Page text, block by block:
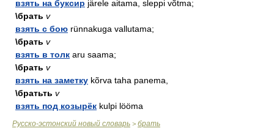
взять на буксир järele aitama, sleppi võtma;
\брать v
взять с бою rünnakuga vallutama;
\брать v
взять в толк aru saama;
\брать v
взять на заметку kõrva taha panema,
\братьть v
взять под козырёк kulpi lööma
Русско-эстонский новый словарь > брать